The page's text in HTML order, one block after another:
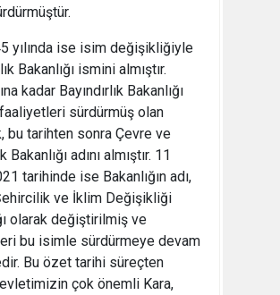
yılında ise isim değişikliğiyle
Bakanlığı ismini almıştır.
kadar Bayındırlık Bakanlığı
sürdürmüş olan
bu tarihten sonra Çevre ve
adını almıştır. 11
tarihinde ise Bakanlığın adı,
ve İklim Değişikliği
olarak değiştirilmiş ve
bu isimle sürdürmeye devam
Bu özet tarihi süreçten
çok önemli Kara,